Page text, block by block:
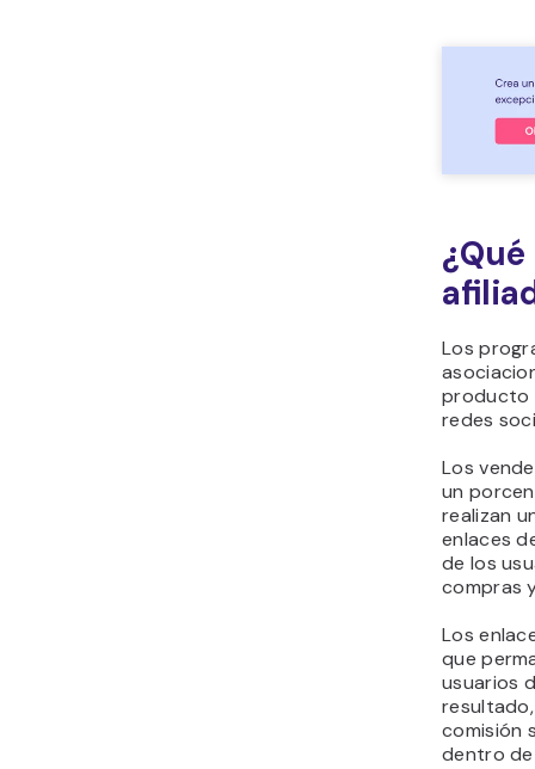
Los
producto
redes
Los
un
realizan
enlaces
de los
compras
Los
que
usuarios
comisión
dentro